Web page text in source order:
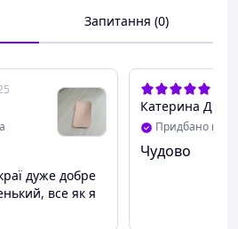
0,2см.
Запитання (0)
дуже добре
все як я
Катерина Д.
Придбано на
Чудово